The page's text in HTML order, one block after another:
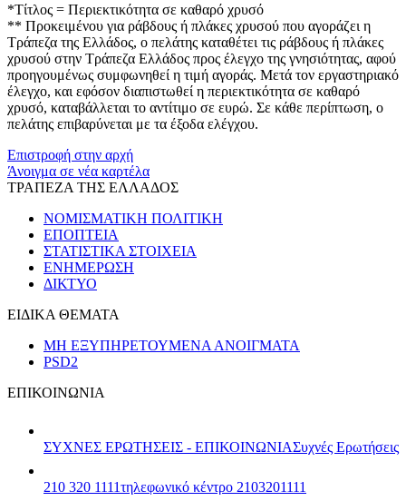
*Τίτλος = Περιεκτικότητα σε καθαρό χρυσό
** Προκειμένου για ράβδους ή πλάκες χρυσού που αγοράζει η
Τράπεζα της Ελλάδος, ο πελάτης καταθέτει τις ράβδους ή πλάκες
χρυσού στην Τράπεζα Ελλάδος προς έλεγχο της γνησιότητας, αφού
προηγουμένως συμφωνηθεί η τιμή αγοράς. Μετά τον εργαστηριακό
έλεγχο, και εφόσον διαπιστωθεί η περιεκτικότητα σε καθαρό
χρυσό, καταβάλλεται το αντίτιμο σε ευρώ. Σε κάθε περίπτωση, ο
πελάτης επιβαρύνεται με τα έξοδα ελέγχου.
Επιστροφή στην αρχή
Άνοιγμα σε νέα καρτέλα
ΤΡΑΠΕΖΑ ΤΗΣ ΕΛΛΑΔΟΣ
ΝΟΜΙΣΜΑΤΙΚΗ ΠΟΛΙΤΙΚΗ
ΕΠΟΠΤΕΙΑ
ΣΤΑΤΙΣΤΙΚΑ ΣΤΟΙΧΕΙΑ
ΕΝΗΜΕΡΩΣΗ
ΔΙΚΤΥΟ
ΕΙΔΙΚΑ ΘΕΜΑΤΑ
ΜΗ ΕΞΥΠΗΡΕΤΟΥΜΕΝΑ ΑΝΟΙΓΜΑΤΑ
PSD2
ΕΠΙΚΟΙΝΩΝΙΑ
ΣΥΧΝΕΣ ΕΡΩΤΗΣΕΙΣ - ΕΠΙΚΟΙΝΩΝΙΑΣυχνές Ερωτήσεις
210 320 1111τηλεφωνικό κέντρο 2103201111